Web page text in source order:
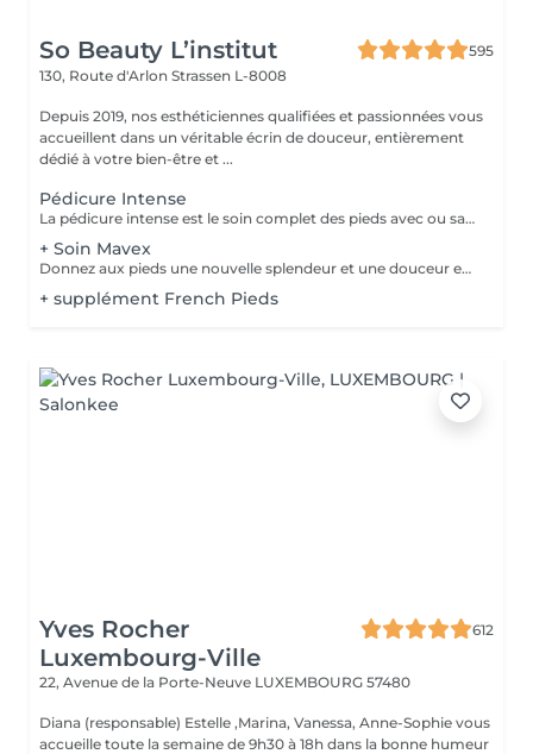
So Beauty L’institut
595
130, Route d'Arlon Strassen L-8008
Depuis 2019, nos esthéticiennes qualifiées et passionnées vous
accueillent dans un véritable écrin de douceur, entièrement
dédié à votre bien-être et ...
Pédicure Intense
La pédicure intense est le soin complet des pieds avec ou sans souci particulier. Elle comprend : bain de pied, pousse et coupe des cuticules, coupe et limage des ongles, travail des callosités et/ou cors au bistouri/crédo, rape, gommage, massage avec crème de soin. La pose de vernis transparent est incluse si souhaitée.
+ Soin Mavex
Donnez aux pieds une nouvelle splendeur et une douceur extraordinaire grâce à un traitement agréable et relaxant. Mavex Calluspeeling® est un soin professionnel pour la beauté des pieds qui permet d'obtenir des résultats immédiats et incroyables avec une seule séance. Rapide, facile, et efficace ! Mavex Calluspeeling® peut être réalisé seul comme une pédicure classique mais sans lame ni fraise, ou proposé en complément en cabine lors d'un soin visage (lors de la pose d'un masque), soin corps (lors d'un enveloppement), ou d'un soin des ongles et des cuticules.
+ supplément French Pieds
Yves Rocher
Luxembourg-Ville
612
22, Avenue de la Porte-Neuve LUXEMBOURG 57480
Diana (responsable) Estelle ,Marina, Vanessa, Anne-Sophie vous
accueille toute la semaine de 9h30 à 18h dans la bonne humeur